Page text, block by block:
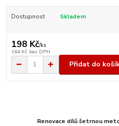
Dostupnost Skladem
198 Kč/ks
164 Kč bez DPH
Přidat do
Renovace dílů šetrnou